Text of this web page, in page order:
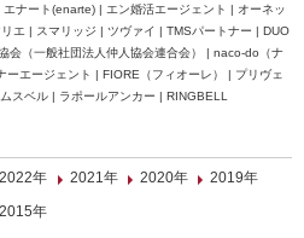
ナート(enarte) | エン婚活エージェント | オーネッ
エ | スマリッジ | ツヴァイ | TMSパートナー | DUO
会（一般社団法人仲人協会連合会） | naco-do（ナ
エージェント | FIORE（フィオーレ） | プリヴェ
スベル | ラポールアンカー | RINGBELL
2022年 2021年 2020年
2019年
2015年